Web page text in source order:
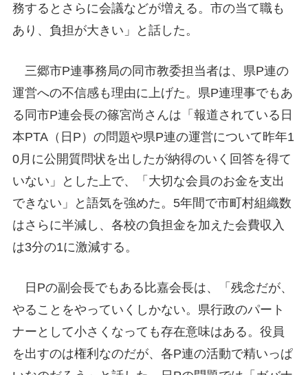
務するとさらに会議などが増える。市の当て職も
あり、負担が大きい」と話した。
三郷市P連事務局の同市教委担当者は、県P連の
運営への不信感も理由に上げた。県P連理事でもあ
る同市P連会長の篠宮尚さんは「報道されている日
本PTA（日P）の問題や県P連の運営について昨年1
0月に公開質問状を出したが納得のいく回答を得て
いない」とした上で、「大切な会員のお金を支出
できない」と語気を強めた。5年間で市町村組織数
はさらに半減し、各校の負担金を加えた会費収入
は3分の1に激減する。
日Pの副会長でもある比嘉会長は、「残念だが、
やることをやっていくしかない。県行政のパート
ナーとして小さくなっても存在意味はある。役員
を出すのは権利なのだが、各P連の活動で精いっぱ